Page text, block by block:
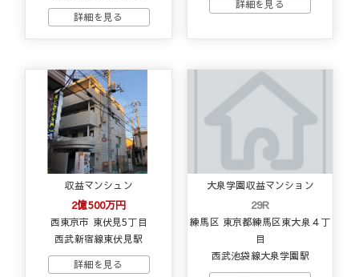
収益マンシュン
2億500万円
西東京市 東伏見5丁目
西武新宿線東伏見駅
大泉学園収益マンション
29R
練馬区 東京都練馬区東大泉４丁
目
西武池袋線大泉学園駅